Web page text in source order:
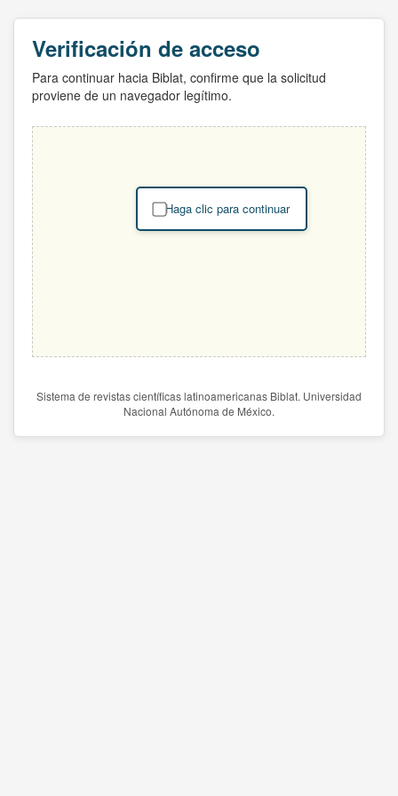
Verificación de acceso
Para continuar hacia Biblat, confirme que la solicitud
proviene de un navegador legítimo.
Haga clic para continuar
Sistema de revistas científicas latinoamericanas Biblat. Universidad
Nacional Autónoma de México.